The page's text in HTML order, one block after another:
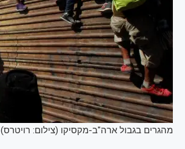
מהגרים בגבול ארה"ב-מקסיקו (צילום: רויטרס)